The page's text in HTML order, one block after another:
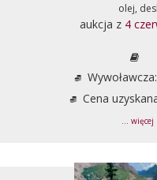
olej,
aukcja z 4
Cena
... więcej